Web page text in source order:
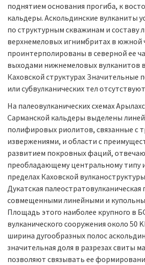
поднятием основания прогиба, к
кальдеры. Аскольдинские вулканиты
по структурным скважинам и составу
верхнемеловых игнимбритах в южной
проинтерполированы в северной ее
выходами нижнемеловых вулканитов
Каховской структурах Значительные
или субвулканических тел
На палеовулканических схемах
Сарманской кальдеры выделены
полифировых риолитов, связанные с
извержениями, и области с
развитием покровных фаций,
преобладающему центральному типу
пределах Каховской
Дукатская
совмещенными линейными и
Площадь этого наиболее крупного в
вулканического сооружения около 50
ширина дугообразных полос
значительная доля в разрезах свиты
позволяют связывать ее